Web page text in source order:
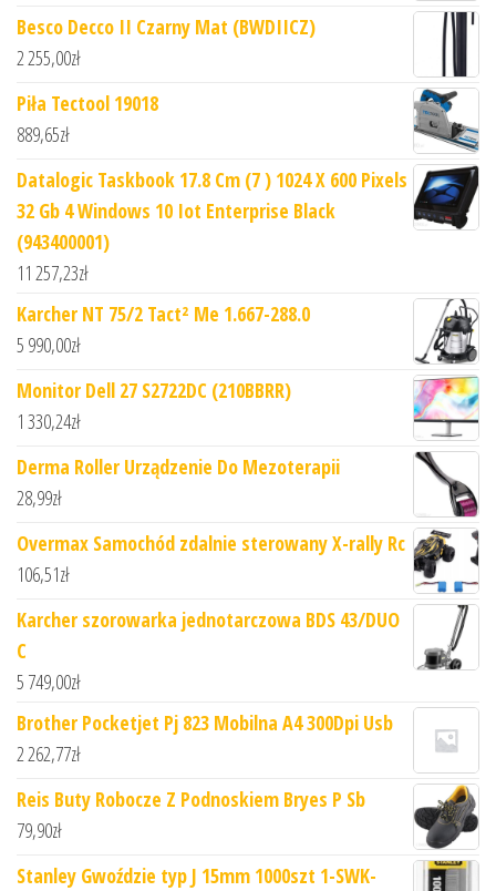
Besco Decco II Czarny Mat (BWDIICZ)
2 255,00zł
Piła Tectool 19018
889,65zł
Datalogic Taskbook 17.8 Cm (7 ) 1024 X 600 Pixels
32 Gb 4 Windows 10 Iot Enterprise Black
(943400001)
11 257,23zł
Karcher NT 75/2 Tact² Me 1.667-288.0
5 990,00zł
Monitor Dell 27 S2722DC (210BBRR)
1 330,24zł
Derma Roller Urządzenie Do Mezoterapii
28,99zł
Overmax Samochód zdalnie sterowany X-rally Rc
106,51zł
Karcher szorowarka jednotarczowa BDS 43/DUO
C
5 749,00zł
Brother Pocketjet Pj 823 Mobilna A4 300Dpi Usb
2 262,77zł
Reis Buty Robocze Z Podnoskiem Bryes P Sb
79,90zł
Stanley Gwoździe typ J 15mm 1000szt 1-SWK-